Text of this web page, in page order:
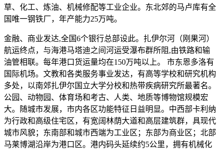
草、化工、炼油、机械修配等工业企业。东北郊的马卢库有全
国唯一钢铁厂，年产能力25万吨。
金融、商业发达,全国6个银行总部设此。扎伊尔河（刚果河）
航运终点，与海港马塔迪之间河运受瀑布群所阻,由铁路和输
油管相联。每年港口货运量均在150万吨以上。 市东恩多洛有
国际机场。文教和各类服务事业发达，有高等学校和研究机构
多处，以南郊扎伊尔国立大学分校和热带疾病研究所最著名。
公园、动物园、体育场和考古、人类、地质等博物馆规模宏
大。随城市发展，市内各区功能特征日益明显。中西部卡利纳
为行政和高级住宅区，有宽阔林荫大道和高层建筑群，具现代
城市风貌；东南部和城市西端为工业区；东部为商业区；北部
马莱博湖沿岸为港口区。港内码头延续约5公里，拥有机械化